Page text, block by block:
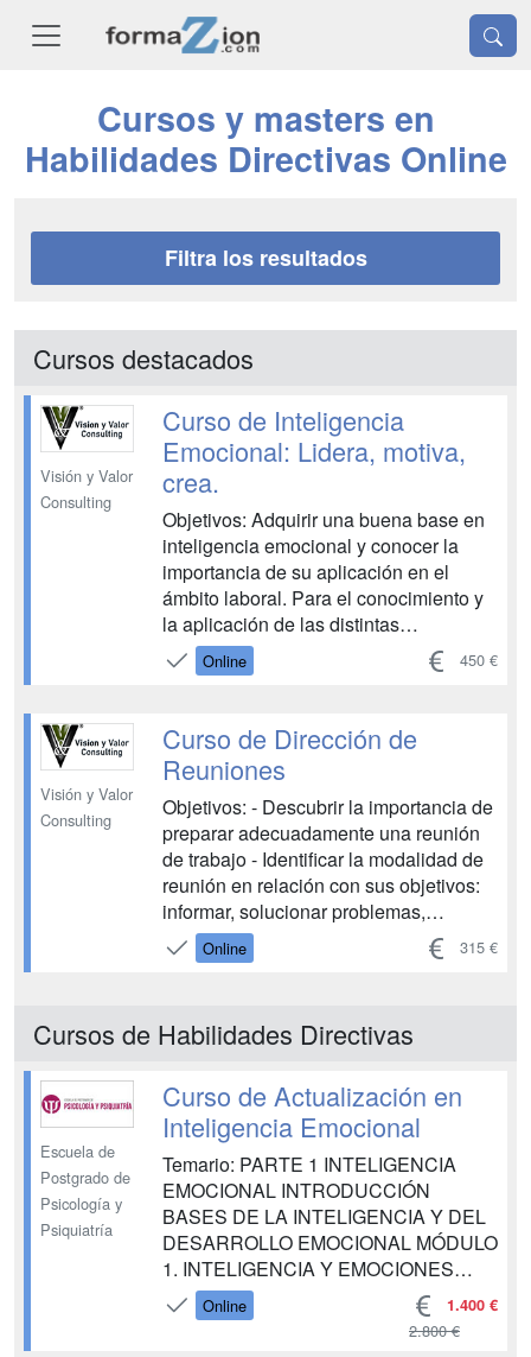
Cursos y masters en
Habilidades Directivas Online
Filtra los resultados
Cursos destacados
Visión y Valor
Consulting
Curso de Inteligencia
Emocional: Lidera, motiva,
crea.
Objetivos: Adquirir una buena base en
inteligencia emocional y conocer la
importancia de su aplicación en el
ámbito laboral. Para el conocimiento y
la aplicación de las distintas
competencias de la Inteligencia
Emocional, (competencias personales y
profesional-laboral como personal-
afectivo. Conocer la diferencia entre el
Coe...
Online 450 €
Visión y Valor
Consulting
Curso de Dirección de
Reuniones
Objetivos: - Descubrir la importancia de
preparar adecuadamente una reunión
de trabajo - Identificar la modalidad de
reunión en relación con sus objetivos:
informar, solucionar problemas,
presentar servicios, presentar la
empresa, etc. - Identificar el rol
técnicas, usos y recursos para logr...
Online 315 €
Cursos de Habilidades Directivas
Escuela de
Postgrado de
Psicología y
Psiquiatría
Curso de Actualización en
Inteligencia Emocional
Temario: PARTE 1 INTELIGENCIA
EMOCIONAL INTRODUCCIÓN
BASES DE LA INTELIGENCIA Y DEL
DESARROLLO EMOCIONAL MÓDULO
1. INTELIGENCIA Y EMOCIONES
MÓDULO 2. TEORÍAS SOBRE LAS
EMOCIONES MÓDULO 3.
Online 1.400 €
2.800 €